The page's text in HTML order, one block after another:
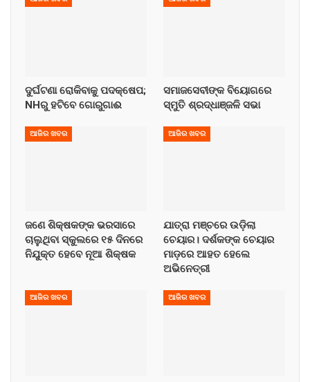
ଦୁର୍ଘଟଣା ରୋକିବାକୁ ପଦକ୍ଷେପ;
NHରୁ ହଟିବେ ଗୋରୁଗାଈ
ସମାଜସେବୀଙ୍କ ବିୟୋଗରେ
ସ୍ମୁତି ଶ୍ରଦ୍ଧାଞ୍ଜଳି ସଭା
ଆଜିର ଖବର
ଜଣେ ଶିକ୍ଷକଙ୍କ ଭରସାରେ
ଚାଲୁଥିବା ସ୍କୁଲରେ ୧୫ ଦିନରେ
ନିଯୁକ୍ତ ହେବେ ନୂଆ ଶିକ୍ଷକ
ଆଜିର ଖବର
ଯାତ୍ରା ମଞ୍ଚରେ ଉଡ଼ିଲା
ଚେୟାର। ଦର୍ଶକଙ୍କ ଚେୟାର
ମାଡ଼ରେ ଆହତ ହେଲେ
ଅଭିନେତ୍ରୀ
ଆଜିର ଖବର ଆଜିର ଖବର